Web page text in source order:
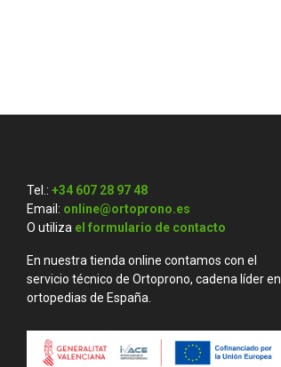
Tel.: +34 607 28 97 48
Email: online@ortoprono.es
O utiliza el formulario de contacto
En nuestra tienda online contamos con el
servicio técnico de Ortoprono, cadena líder en
ortopedias de España.